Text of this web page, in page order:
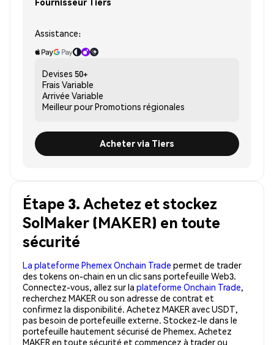
Assistance:
Devises 50+
Frais Variable
Arrivée Variable
Meilleur pourPromotions régionales
Acheter via Tiers
Étape 3. Achetez et stockez
SolMaker (MAKER) en toute
sécurité
La plateforme Phemex Onchain Trade permet de trader
des tokens on-chain en un clic sans portefeuille Web3.
Connectez-vous, allez sur la plateforme Onchain Trade,
recherchez MAKER ou son adresse de contrat et
confirmez la disponibilité. Achetez MAKER avec USDT,
pas besoin de portefeuille externe. Stockez-le dans le
portefeuille hautement sécurisé de Phemex. Achetez
MAKER en toute sécurité et commencez à trader ou